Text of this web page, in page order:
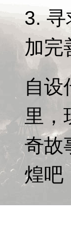
3. 寻
加完
自设
里，
奇故
煌吧